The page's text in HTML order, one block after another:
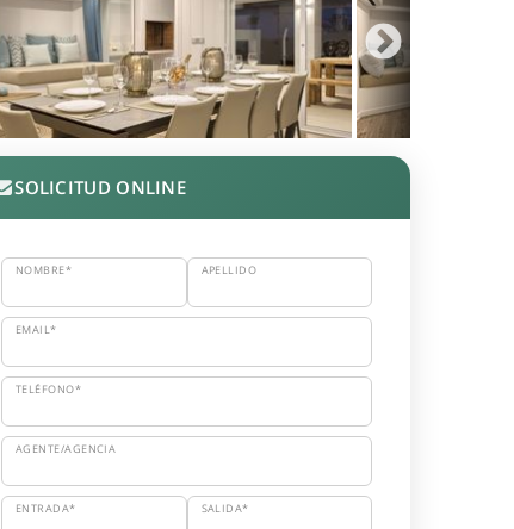
SOLICITUD ONLINE
NOMBRE* APELLIDO
EMAIL*
TELÉFONO*
AGENTE/AGENCIA
ENTRADA* SALIDA*